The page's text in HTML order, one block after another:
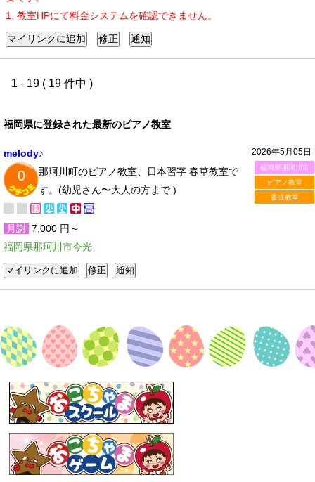
1. 教室HPにて料金システムを確認できません。
1 - 19 ( 19 件中 )
福岡県に登録された最新のピアノ教室
2026年5月05日
福岡県那珂川市
ピアノ教室
書道教室
melody♪
0
那珂川町のピアノ教室、日本習字 春草教室で
す。(幼児さん〜大人の方まで )
月謝 7,000 円～
福岡県那珂川市今光